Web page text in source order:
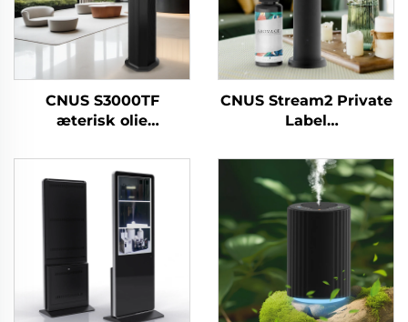
CNUS S3000TF
æterisk olie
badeværelse/kontor
HVAC luftfrisker
Duftdiffusermaskinesystem
CNUS Stream2 Private
Label
Plug In 150ML Flora
Duft Olie Cold Mist
Trådløs Smart WIFI
Kontrol Aroma
Diffuser